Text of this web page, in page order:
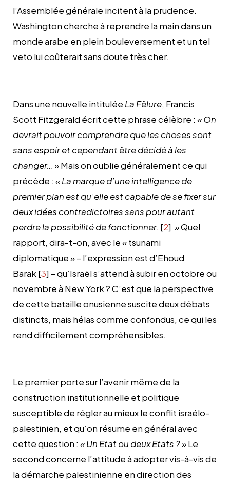
l’Assemblée générale incitent à la prudence.
Washington cherche à reprendre la main dans un
monde arabe en plein bouleversement et un tel
veto lui coûterait sans doute très cher.
Dans une nouvelle intitulée La Fêlure, Francis
Scott Fitzgerald écrit cette phrase célèbre :« On
devrait pouvoir comprendre que les choses sont
sans espoir et cependant être décidé à les
changer… »Mais on oublie généralement ce qui
précède :« La marque d’une intelligence de
premier plan est qu’elle est capable de se fixer sur
deux idées contradictoires sans pour autant
perdre la possibilité de fonctionner. [2] »Quel
rapport, dira-t-on, avec le « tsunami
diplomatique » – l’expression est d’Ehoud
Barak [3] – qu’Israël s’attend à subir en octobre ou
novembre à New York ? C’est que la perspective
de cette bataille onusienne suscite deux débats
distincts, mais hélas comme confondus, ce qui les
rend difficilement compréhensibles.
Le premier porte sur l’avenir même de la
construction institutionnelle et politique
susceptible de régler au mieux le conflit israélo-
palestinien, et qu’on résume en général avec
cette question :« Un Etat ou deux Etats ? »Le
second concerne l’attitude à adopter vis-à-vis de
la démarche palestinienne en direction des